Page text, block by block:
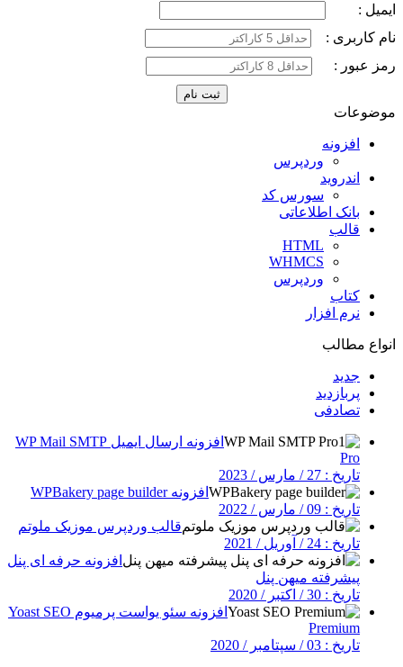
ایمیل :
نام کاربری :
رمز عبور :
موضوعات
افزونه
وردپرس
اندروید
سورس کد
بانک اطلاعاتی
قالب
HTML
WHMCS
وردپرس
کتاب
نرم افزار
انواع مطالب
جدید
پربازدید
تصادفی
افزونه ارسال ایمیل WP Mail SMTP
Pro
تاریخ : 27 / مارس / 2023
افزونه WPBakery page builder
تاریخ : 09 / مارس / 2022
قالب وردپرس موزیک ملوتم
تاریخ : 24 / آوریل / 2021
افزونه حرفه ای پنل
پیشرفته میهن پنل
تاریخ : 30 / اکتبر / 2020
افزونه سئو یواست پرمیوم Yoast SEO
Premium
تاریخ : 03 / سپتامبر / 2020